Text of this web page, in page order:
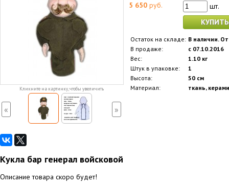
Кликните на картинку, чтобы увеличить
« »
5 650 руб.
шт.
Остаток на складе: В наличии.
В продаже:
с 07.10.2016
Вес:
1.10 кг
Штук в упаковке:
1
Высота:
50 см
Материал:
ткань,
Кукла бар генерал войсковой
Описание товара скоро будет!